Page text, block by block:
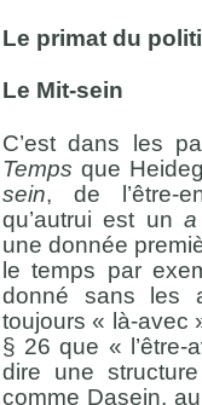
Le primat du
Le Mit-sein
C’est dans les
Tempsque
sein, de l’être-
qu’autrui est un a
une donnée
le temps par
donné sans les
toujours « là-avec
§ 26 que « l’être-
dire une
comme Dasein,